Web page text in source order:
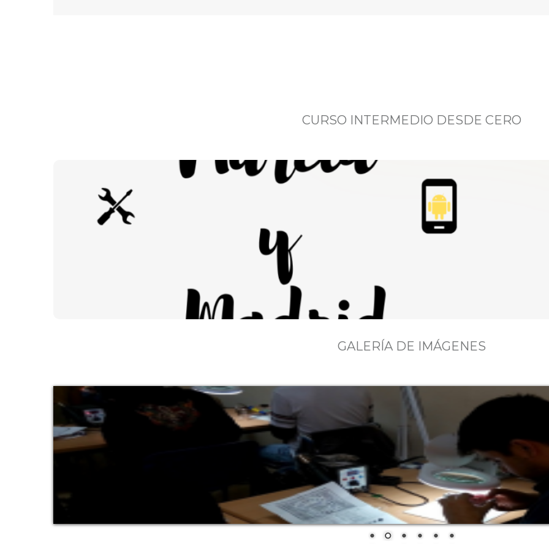
CURSO INTERMEDIO DESDE CERO
CURSO INTERMEDIO DESDE CERO
Si estas buscando el curso más completo para aprender a reparar todo tipo de teléfonos móviles
hemos propuesto ofrecer la MEJOR formación en este
GALERÍA DE IMÁGENES